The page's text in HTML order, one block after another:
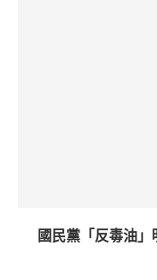
國民黨「反毒油